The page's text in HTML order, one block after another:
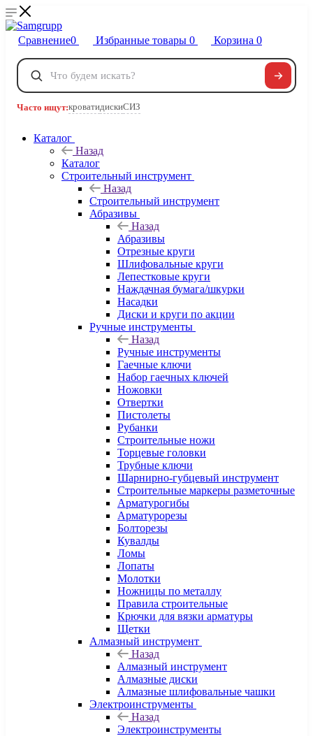
Сравнение0 Избранные товары 0 Корзина 0
Телефоны
8 800 222-40-09
Часто ищут:кроватидискиСИЗ
Каталог
Назад
Каталог
Строительный инструмент
Назад
Строительный инструмент
Абразивы
Назад
Абразивы
Отрезные круги
Шлифовальные круги
Лепестковые круги
Наждачная бумага/шкурки
Насадки
Диски и круги по акции
Ручные инструменты
Назад
Ручные инструменты
Гаечные ключи
Набор гаечных ключей
Ножовки
Отвертки
Пистолеты
Рубанки
Строительные ножи
Торцевые головки
Трубные ключи
Шарнирно-губцевый инструмент
Строительные маркеры разметочные
Арматурогибы
Арматурорезы
Болторезы
Кувалды
Ломы
Лопаты
Молотки
Ножницы по металлу
Правила строительные
Крючки для вязки арматуры
Щетки
Алмазный инструмент
Назад
Алмазный инструмент
Алмазные диски
Алмазные шлифовальные чашки
Электроинструменты
Назад
Электроинструменты